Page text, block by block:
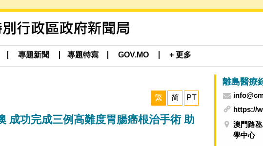
專題新聞 專題特寫 GOV.MO + 更多
繁 简 PT
成功完成三例高難度胃腸癌根治手術 助
https://
澳門路
學中心